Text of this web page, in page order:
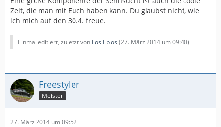
Zeit, die man mit Euch haben kann. Du glaubst nicht, wie
ich mich auf den 30.4. freue.
Einmal editiert, zuletzt von Los Eblos (27. März 2014 um 09:40)
Freestyler
Meister
27. März 2014 um 09:52